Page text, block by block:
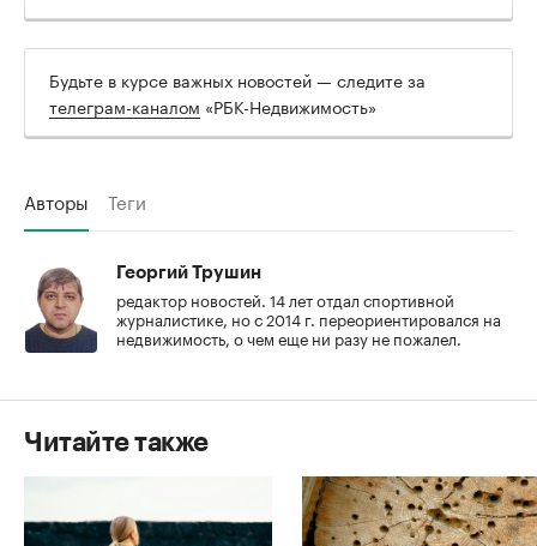
Будьте в курсе важных новостей — следите за
телеграм-каналом «РБК-Недвижимость»
Авторы Теги
Георгий Трушин
редактор новостей. 14 лет отдал спортивной
журналистике, но с 2014 г. переориентировался на
недвижимость, о чем еще ни разу не пожалел.
Читайте также